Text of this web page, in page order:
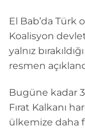
El Bab’da Türk
Koalisyon
yalnız
resmen
Bugüne kadar
Fırat Kalkanı
ülkemize daha